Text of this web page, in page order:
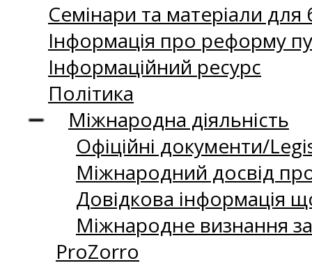
Семінари та матеріали для
Інформація про реформу
Інформаційний ресурс
Політика
Міжнародна діяльність
Офіційні документи/
Міжнародний досвід
Довідкова інформація
Міжнародне визнання
ProZorro